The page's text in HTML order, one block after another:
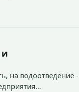
на водоотведение -